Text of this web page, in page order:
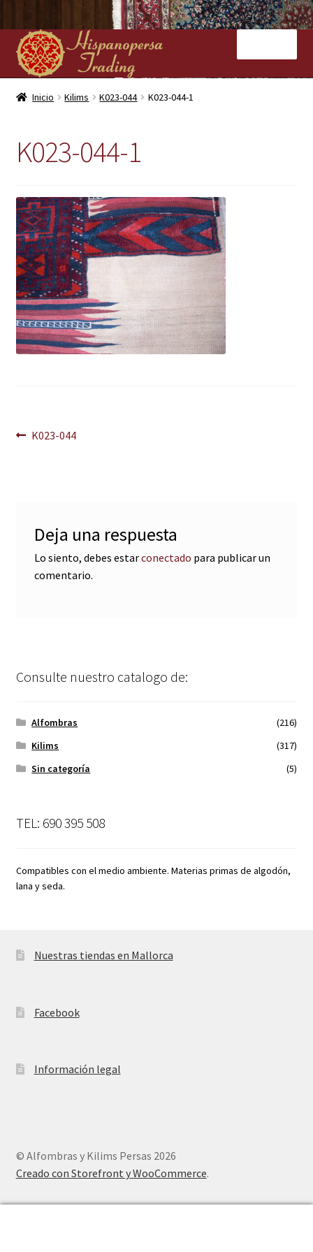
Ir
a
la
navegación
Ir
al
contenido
Inicio
Kilims
Contacto
Inicio Kilims K023-044 K023-044-1
K023-044-1
Navegación
Anterior:
K023-044
Deja una respuesta
Lo siento, debes estarconectado para publicar un
comentario.
Consulte nuestro catalogo de:
Alfombras
(216)
Kilims
(317)
Sin categoría
(5)
TEL: 690 395 508
Compatibles con el medio ambiente. Materias primas de algodón,
lana y seda.
Nuestras tiendas en Mallorca
Facebook
Información legal
© Alfombras y Kilims Persas 2026
Creado con Storefront y WooCommerce.